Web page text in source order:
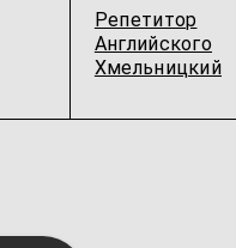
Репетитор
Английского
Хмельницкий